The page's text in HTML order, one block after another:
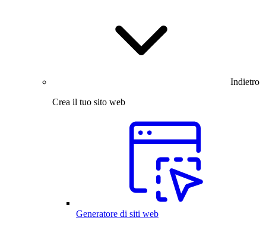
Indietro
Crea il tuo sito web
Generatore di siti web